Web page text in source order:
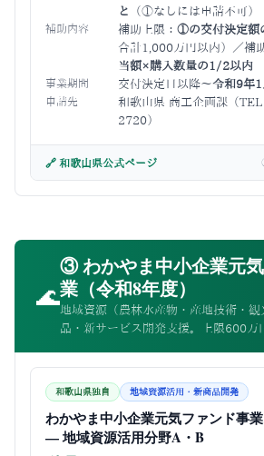
と
（①なしには申請不可）
補助内容 補助上限： ①の交付決定額
合計1,000万円以内）／補
当額×購入数量の1/2以内
事業期間 交付決定日以降〜令和9年1
申請先
和歌山県 商工企画課（
2720）
🔗 和歌山県公式ページ
🌊
③ わかやま中小企業元
業（令和8年度）
地域資源（農林水産物・産地技術・観
品・新サービス開発支援。上限600万
和歌山県独自 地域資源活用・新商品開発
わかやま中小企業元気ファンド事業
— 地域資源活用分野A・B